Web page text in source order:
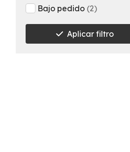
Bajo pedido (2)
Aplicar filtro